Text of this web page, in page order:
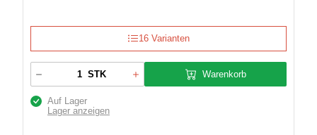
16 Varianten
STK Warenkorb
Auf Lager
Lager anzeigen